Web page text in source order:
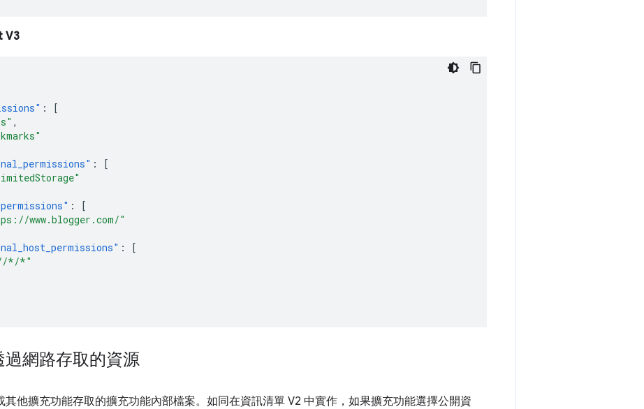
V3
:
[
,
:
[
:
[
www.blogger.com/"
:
[
*/*"
過網路存取的資源
其他擴充功能存取的擴充功能內部檔案。如同在資訊清單 V2 中實作，如果擴充功能選擇公開資